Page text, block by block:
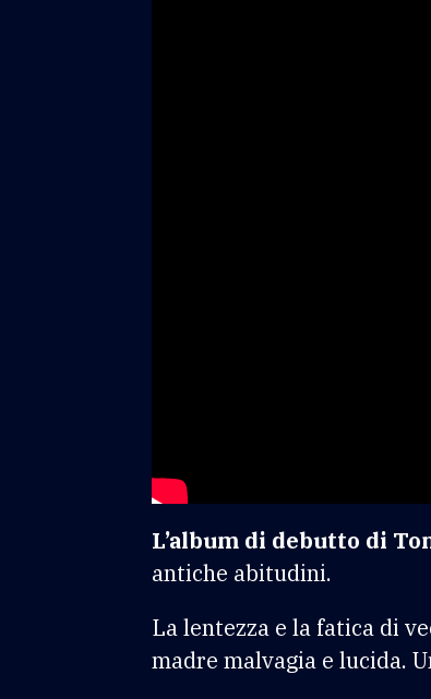
L’album di debutto di
antiche abitudini.
La lentezza e la fatica di
madre malvagia e lucida.